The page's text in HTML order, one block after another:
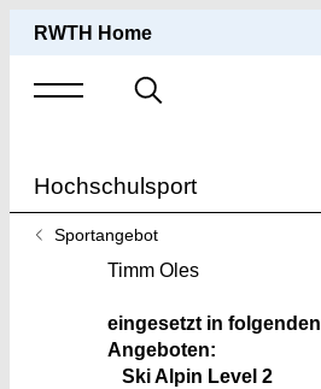
RWTH Home
Suche
Hochschulsport
SieSportangebot
Timm Oles
eingesetzt in folgenden
Angeboten:
Ski Alpin Level 2